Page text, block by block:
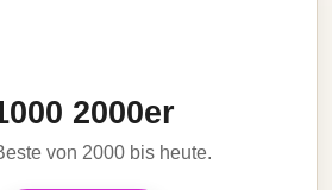
2000er
von 2000 bis heute.